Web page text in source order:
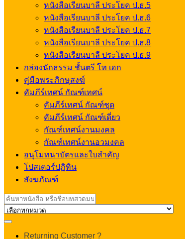
หนังสือเรียนบาลี ประโยค ป.ธ.5
หนังสือเรียนบาลี ประโยค ป.ธ.6
หนังสือเรียนบาลี ประโยค ป.ธ.7
หนังสือเรียนบาลี ประโยค ป.ธ.8
หนังสือเรียนบาลี ประโยค ป.ธ.9
กล่องนักธรรม ชั้นตรี โท เอก
คู่มือพระภิกษุสงฆ์
คัมภีร์เทศน์ กัณฑ์เทศน์
คัมภีร์เทศน์ กัณฑ์ชุด
คัมภีร์เทศน์ กัณฑ์เดี่ยว
กัณฑ์เทศน์งานมงคล
กัณฑ์เทศน์งานอวมงคล
อนุโมทนาบัตรและใบสำคัญ
โปสเตอร์ปฏิทิน
สังฆภัณฑ์
Search
for:
Returning Customer ?